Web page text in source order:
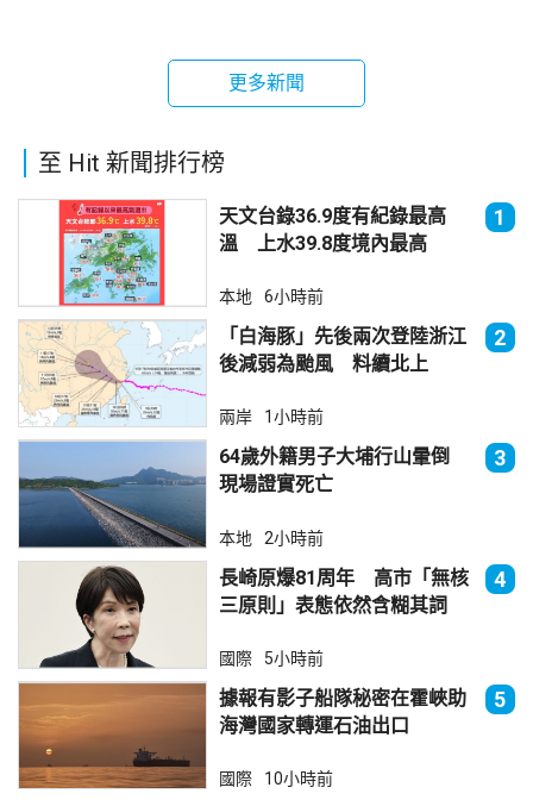
更多新聞
至 Hit 新聞排行榜
天文台錄36.9度有紀錄最高
溫 上水39.8度境內最高
1
本地 6小時前
「白海豚」先後兩次登陸浙江
後減弱為颱風 料續北上
2
兩岸 1小時前
64歲外籍男子大埔行山暈倒
現場證實死亡
3
本地 2小時前
長崎原爆81周年 高市「無核
三原則」表態依然含糊其詞
4
國際 5小時前
據報有影子船隊秘密在霍峽助
海灣國家轉運石油出口
5
國際 10小時前